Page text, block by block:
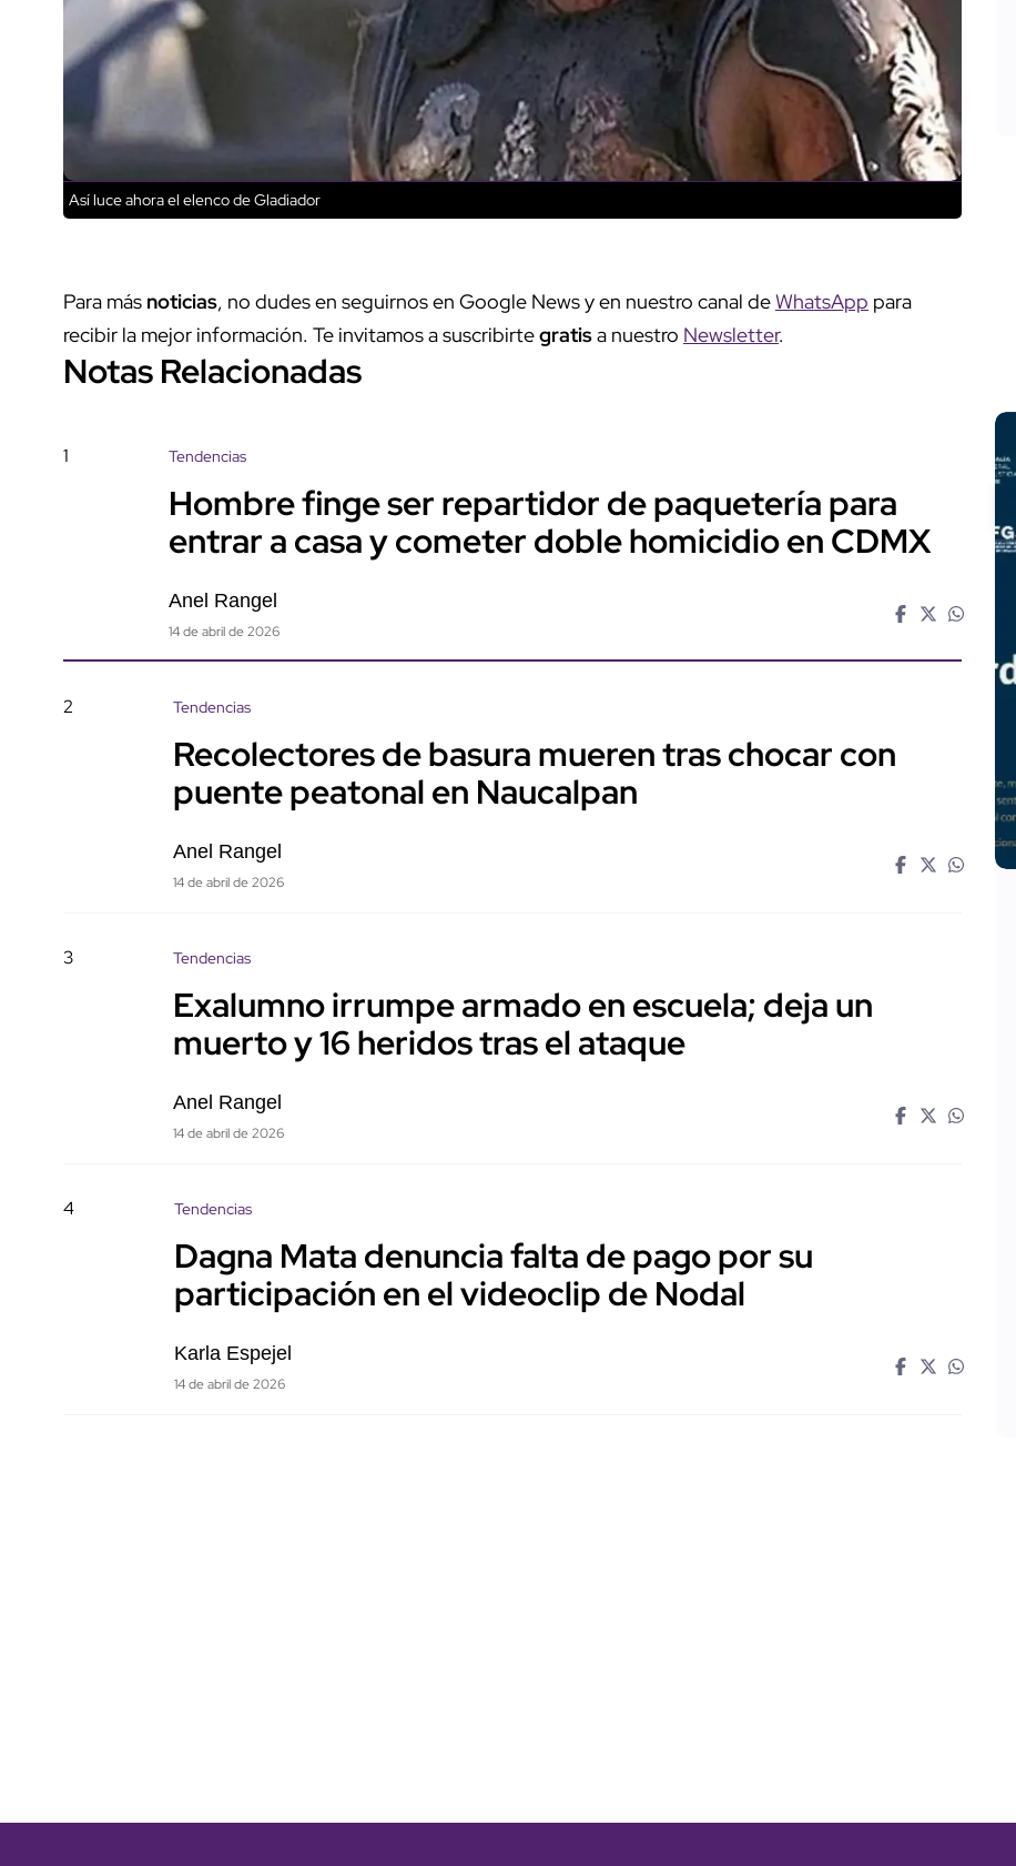
Así luce ahora el elenco de Gladiador
Para más noticias, no dudes en seguirnos en Google News y en nuestro canal deWhatsApp para
recibir la mejor información. Te invitamos a suscribirtegratisa nuestro Newsletter.
Notas Relacionadas
1 Tendencias
Hombre finge ser repartidor de paquetería para
entrar a casa y cometer doble homicidio en CDMX
Anel Rangel
14 de abril de 2026
2 Tendencias
Recolectores de basura mueren tras chocar con
puente peatonal en Naucalpan
Anel Rangel
14 de abril de 2026
3 Tendencias
Exalumno irrumpe armado en escuela; deja un
muerto y 16 heridos tras el ataque
Anel Rangel
14 de abril de 2026
4 Tendencias
Dagna Mata denuncia falta de pago por su
participación en el videoclip de Nodal
Karla Espejel
14 de abril de 2026